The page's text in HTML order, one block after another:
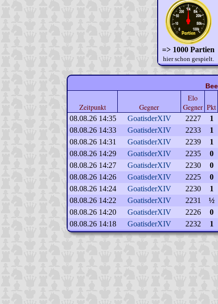
=> 1000 Partien
hier schon gespielt.
Zeitpunkt Gegner
Elo
Gegner Pkt
08.08.26 14:35 GoatisderXIV 2227
1
08.08.26 14:33
GoatisderXIV 2233
1
08.08.26 14:31
GoatisderXIV 2239
1
08.08.26 14:29
GoatisderXIV 2235
0
08.08.26 14:27
GoatisderXIV 2230
0
08.08.26 14:26
GoatisderXIV 2225
0
08.08.26 14:24
GoatisderXIV 2230
1
08.08.26 14:22
GoatisderXIV 2231
½
08.08.26 14:20
GoatisderXIV 2226
0
08.08.26 14:18
GoatisderXIV 2232 1